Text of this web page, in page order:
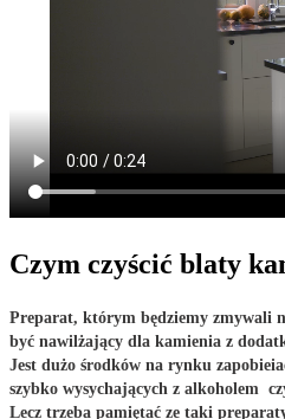
Czym czyścić blaty
Preparat, którym będziemy zmywali
być nawilżający dla kamienia z
Jest dużo środków na rynku
szybko wysychających z alkoholem
Lecz trzeba pamiętać ze taki